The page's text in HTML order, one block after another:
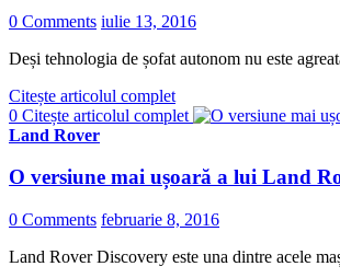
0 Comments iulie 13, 2016
Deși tehnologia de șofat autonom nu este
Citește articolul complet
0 Citește articolul complet
Land Rover
O versiune mai ușoară a lui Land
0 Comments februarie 8, 2016
Land Rover Discovery este una dintre acele